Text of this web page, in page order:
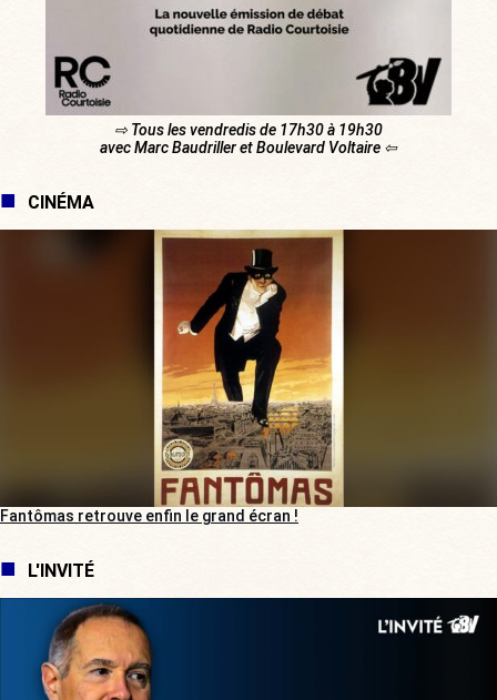
⇨ Tous les vendredis de 17h30 à 19h30
avec Marc Baudriller et Boulevard Voltaire ⇦
CINÉMA
Fantômas retrouve enfin le grand écran !
L'INVITÉ